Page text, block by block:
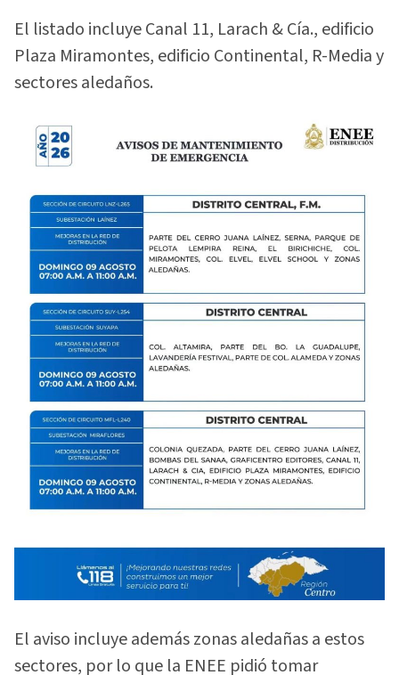
El listado incluye Canal 11, Larach & Cía., edificio
Plaza Miramontes, edificio Continental, R-Media y
sectores aledaños.
El aviso incluye además zonas aledañas a estos
sectores, por lo que la ENEE pidió tomar